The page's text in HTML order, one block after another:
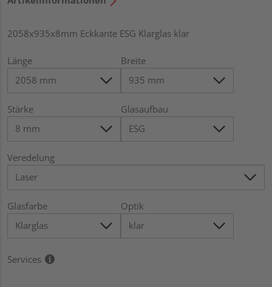
2058x935x8mm Eckkante ESG Klarglas klar
Länge Breite
Stärke Glasaufbau
Veredelung
Glasfarbe Optik
Services